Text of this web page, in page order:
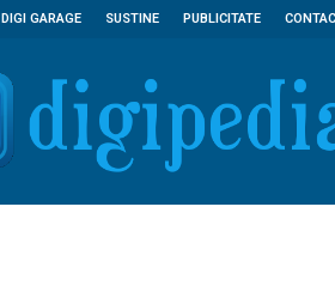
DIGI GARAGE SUSTINE PUBLICITATE